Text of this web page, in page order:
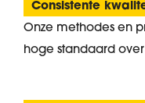
Consistente
Onze methodes en
hoge standaard